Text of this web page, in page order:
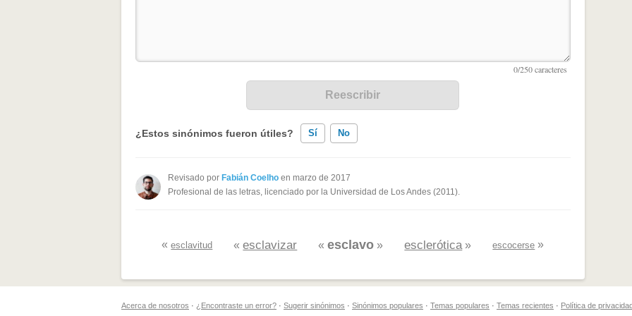
¿Estos sinónimos fueron útiles? Sí No
Existen sinónimos incorrectos
Revisado por Fabián Coelho en marzo de 2017
Profesional de las letras, licenciado por la Universidad de Los Andes (2011).
«esclavitud «esclavizar «esclavo » esclerótica » escocerse »
Acerca de nosotros · ¿Encontraste un error? · Sugerir sinónimos · Sinónimos populares · Temas populares · Temas recientes · Política de